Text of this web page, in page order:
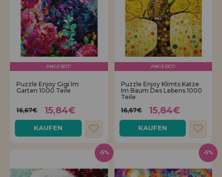
ANGEBOT!
Puzzle Enjoy Gigi Im
Garten 1000 Teile
16,67€ 15,84€
KAUFEN
ANGEBOT!
Puzzle Enjoy Klimts Katze
Im Baum Des Lebens 1000
Teile
16,67€
15,84€
KAUFEN
-5% -5%